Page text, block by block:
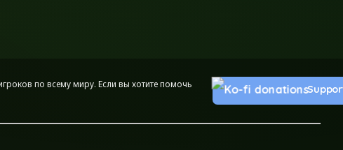
по всему миру. Если вы хотите помочь